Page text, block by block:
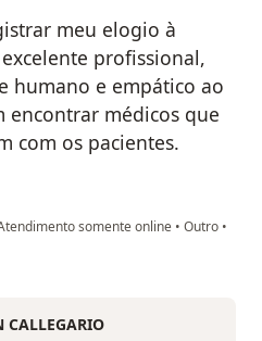
meu elogio à
profissional,
humano e empático ao
encontrar médicos que
com os pacientes.
somente online • Outro •
CALLEGARIO